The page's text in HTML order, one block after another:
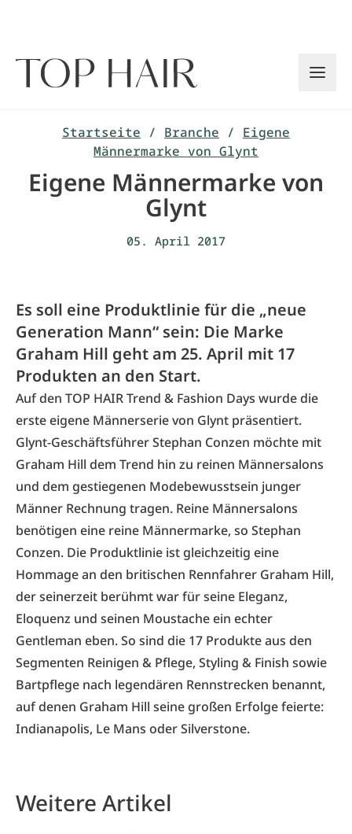
Startseite / Branche / Eigene
Männermarke von Glynt
Eigene Männermarke von
Glynt
05. April 2017
Es soll eine Produktlinie für die „neue
Generation Mann“ sein: Die Marke
Graham Hill geht am 25. April mit 17
Produkten an den Start.
Auf den TOP HAIR Trend & Fashion Days wurde die
erste eigene Männerserie von Glynt präsentiert.
Glynt-Geschäftsführer Stephan Conzen möchte mit
Graham Hill dem Trend hin zu reinen Männersalons
und dem gestiegenen Modebewusstsein junger
Männer Rechnung tragen. Reine Männersalons
benötigen eine reine Männermarke, so Stephan
Conzen. Die Produktlinie ist gleichzeitig eine
Hommage an den britischen Rennfahrer Graham Hill,
der seinerzeit berühmt war für seine Eleganz,
Eloquenz und seinen Moustache ein echter
Gentleman eben. So sind die 17 Produkte aus den
Segmenten Reinigen & Pflege, Styling & Finish sowie
Bartpflege nach legendären Rennstrecken benannt,
auf denen Graham Hill seine großen Erfolge feierte:
Indianapolis, Le Mans oder Silverstone.
Weitere Artikel